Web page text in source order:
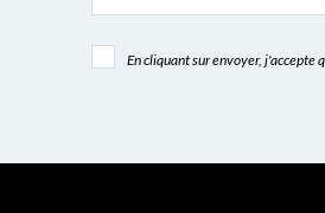
En cliquant sur envoyer, j'accepte